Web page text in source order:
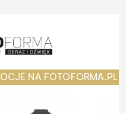
NA FOTOFORMA.PL